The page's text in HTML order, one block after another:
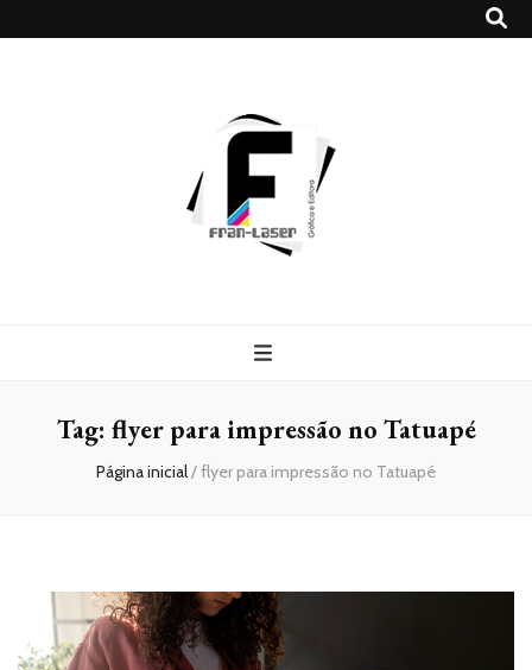
Tag: flyer para impressão no Tatuapé
Página inicial/flyer para impressão no Tatuapé